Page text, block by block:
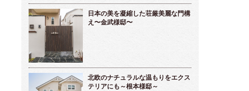
日本の美を凝縮した荘厳美麗な門構
え〜金武様邸〜
北欧のナチュラルな温もりをエクス
テリアにも～根本様邸～